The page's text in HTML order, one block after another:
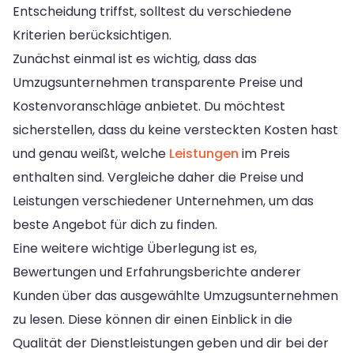
Entscheidung triffst, solltest du verschiedene
Kriterien berücksichtigen.
Zunächst einmal ist es wichtig, dass das
Umzugsunternehmen transparente Preise und
Kostenvoranschläge anbietet. Du möchtest
sicherstellen, dass du keine versteckten Kosten hast
und genau weißt, welche Leistungen im Preis
enthalten sind. Vergleiche daher die Preise und
Leistungen verschiedener Unternehmen, um das
beste Angebot für dich zu finden.
Eine weitere wichtige Überlegung ist es,
Bewertungen und Erfahrungsberichte anderer
Kunden über das ausgewählte Umzugsunternehmen
zu lesen. Diese können dir einen Einblick in die
Qualität der Dienstleistungen geben und dir bei der